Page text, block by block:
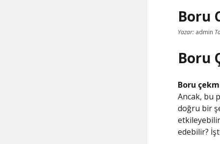
Boru
Yazar:admin
Boru
Boru
Ancak, bu
doğru bir
edebilir?